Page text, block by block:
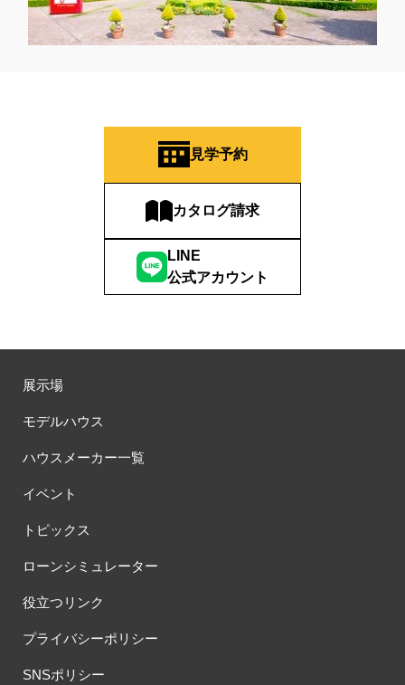
見学予約
カタログ請求
LINE
公式アカウント
展示場
モデルハウス
ハウスメーカー一覧
イベント
トピックス
ローンシミュレーター
役立つリンク
プライバシーポリシー
SNSポリシー